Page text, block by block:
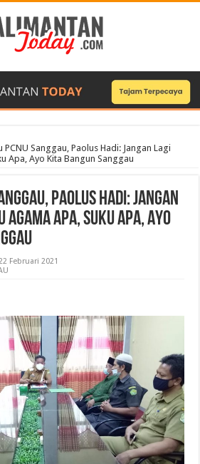
PCNU Sanggau, Paolus Hadi: Jangan Lagi
Apa, Ayo Kita Bangun Sanggau
Paolus Hadi: Jangan
Agama Apa, Suku Apa, Ayo
Februari 2021